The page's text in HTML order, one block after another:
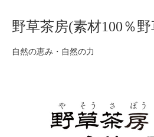
野草茶房(素材100％野
自然の恵み・自然の力